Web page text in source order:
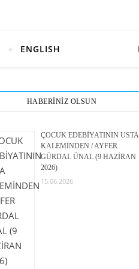
ENGLISH
HABERİNİZ OLSUN
ÇOCUK EDEBİYATININ USTA
KALEMİNDEN / AYFER
GÜRDAL ÜNAL (9 HAZİRAN
2026)
15.06.2026